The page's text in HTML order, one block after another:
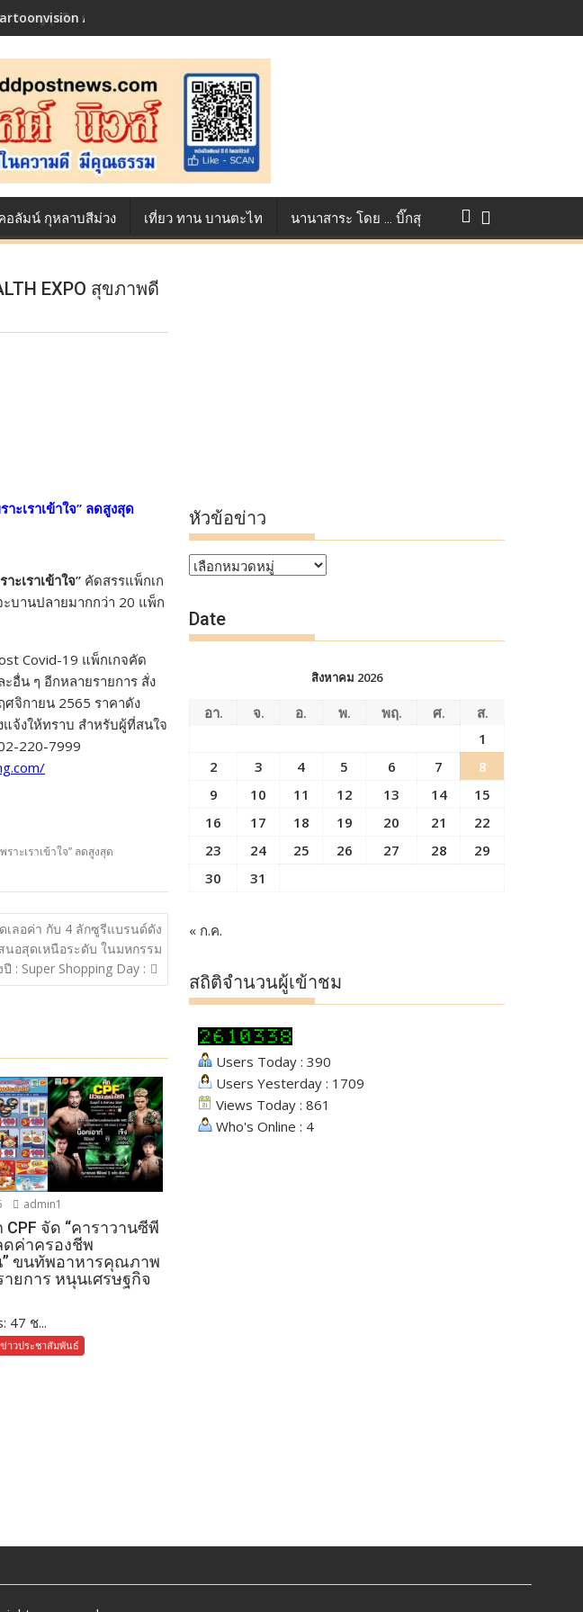
เมนูสุดฮิต ตลอดเส้นทางการแข่งขัน True AF 2026 :
อลัมน์ กุหลาบสีม่วง เที่ยว ทาน บานตะไท นานาสาระ โดย … บิ๊กสุ
EXPO สุขภาพดี
าะเราเข้าใจ” ลดสูงสุด
ะเราเข้าใจ” คัดสรรแพ็กเก
บานปลายมากกว่า 20 แพ็ก
Covid-19 แพ็กเกจคัด
อื่น ๆ อีกหลายรายการ สั่ง
จิกายน 2565 ราคาดัง
จ้งให้ทราบ สำหรับผู้ที่สนใจ
220-7999
าะเราเข้าใจ” ลดสูงสุด
ลอค่า กับ 4 ลักซูรีแบรนด์ดัง
นอสุดเหนือระดับ ในมหกรรม
: Super Shopping Day :
admin1
จัด “คาราวานซีพี
ดค่าครองชีพ
ขนทัพอาหารคุณภาพ
ายการ หนุนเศรษฐกิจ
47 ช...
ข่าวประชาสัมพันธ์
หัวข้อข่าว
หัวข้อ
Date
สิงหาคม 2026
อา. จ. อ. พ. พฤ. ศ.
ส.
1
2
3 4 5 6 7
8
9
10 11 12 13 14
15
16
17 18 19 20 21
22
23
24 25 26 27 28
29
30
31
« ก.ค.
สถิติจำนวนผู้เข้าชม
Users Today : 390
Users Yesterday : 1709
Views Today : 861
Who's Online : 4